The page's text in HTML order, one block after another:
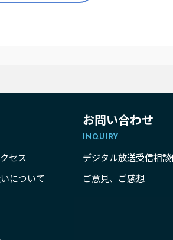
セス
について
お問い合わせ
INQUIRY
デジタル放送受信相談
ご意見、ご感想